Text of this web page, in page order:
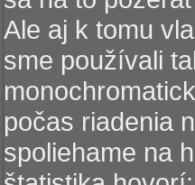
Ale aj k tomu
sme používali
počas riadenia
spoliehame na